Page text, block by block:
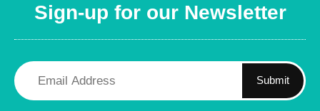
Sign-up for our Newsletter
Submit